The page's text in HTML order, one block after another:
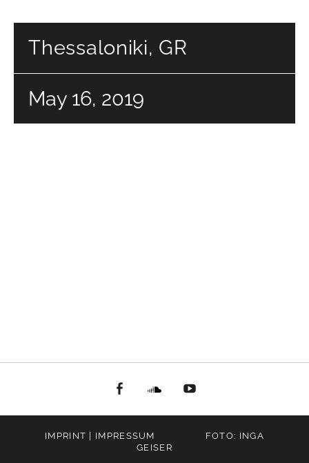
Thessaloniki, GR
May 16, 2019
facebookSoundcloud
IMPRINT | IMPRESSUM
FOTO: INGA
GEISER